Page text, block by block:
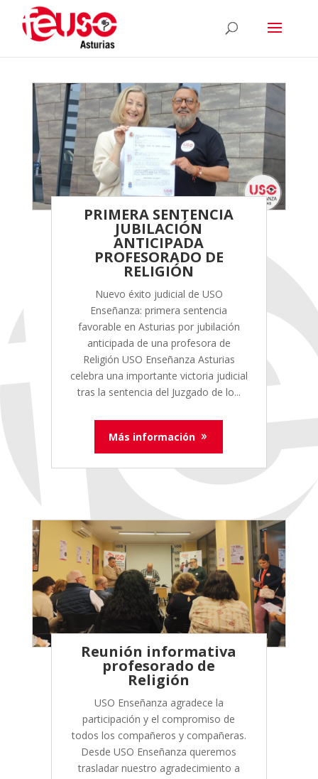
PRIMERA SENTENCIA
JUBILACIÓN
ANTICIPADA
PROFESORADO DE
RELIGIÓN
Nuevo éxito judicial de USO
Enseñanza: primera sentencia
favorable en Asturias por jubilación
anticipada de una profesora de
Religión USO Enseñanza Asturias
celebra una importante victoria judicial
tras la sentencia del Juzgado de lo...
Más información
Reunión informativa
profesorado de
Religión
USO Enseñanza agradece la
participación y el compromiso de
todos los compañeros y compañeras.
Desde USO Enseñanza queremos
trasladar nuestro agradecimiento a